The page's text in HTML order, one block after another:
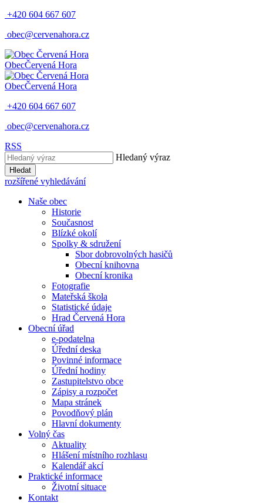
+420 604 667 607
obec@cervenahora.cz
ObecČervená Hora
ObecČervená Hora
+420 604 667 607
obec@cervenahora.cz
RSS
Hledaný výraz
Hledat
rozšířené vyhledávání
Naše obec
Historie
Současnost
Blízké okolí
Spolky & sdružení
Sbor dobrovolných hasičů
Obecní knihovna
Obecní kronika
Fotografie
Mateřská škola
Statistické údaje
Hrad Červená Hora
Obecní úřad
e-podatelna
Úřední deska
Povinné informace
Úřední hodiny
Zastupitelstvo obce
Zápisy a rozpočet
Mapa stránek
Povodňový plán
Hlavní dokumenty
Volný čas
Aktuality
Hlášení místního rozhlasu
Kalendář akcí
Praktické informace
Životní situace
Kontakt